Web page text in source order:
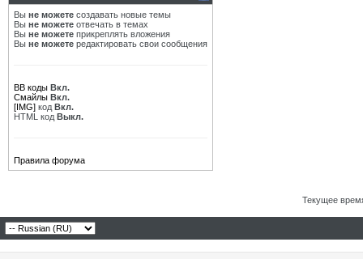
Вы не можете создавать новые темы
Вы не можете отвечать в темах
Вы не можете прикреплять вложения
Вы не можете редактировать свои сообщения
BB коды Вкл.
Смайлы Вкл.
[IMG] код Вкл.
HTML код Выкл.
Правила форума
Текущее